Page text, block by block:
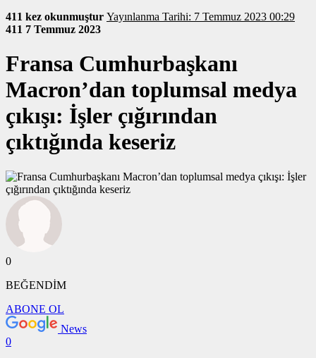
411 kez okunmuştur
Yayınlanma Tarihi: 7 Temmuz 2023 00:29
411 7 Temmuz 2023
Fransa Cumhurbaşkanı
Macron’dan toplumsal medya
çıkışı: İşler çığırından
çıktığında keseriz
0
BEĞENDİM
ABONE OL
News
0